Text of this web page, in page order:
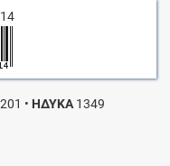
• ΗΔΥΚΑ1349